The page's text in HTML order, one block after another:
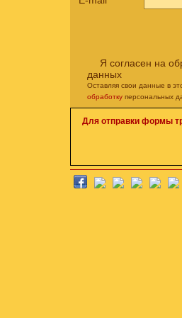
Я согласен на
данных
Оставляя свои данные в
обработку персональных
Для отправки формы